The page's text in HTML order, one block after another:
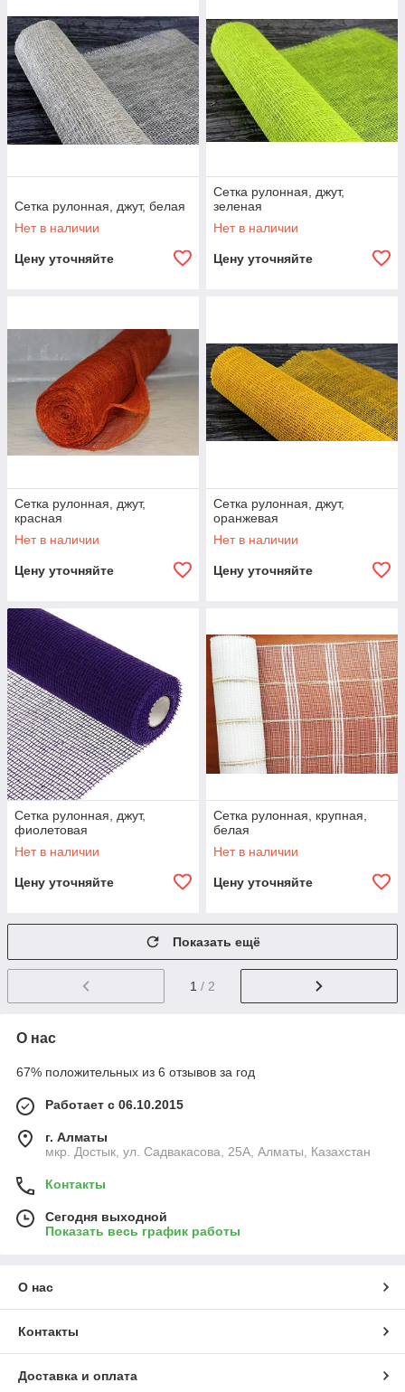
Сетка рулонная, джут, белая
Нет в наличии
Цену уточняйте
Сетка рулонная, джут,
зеленая
Нет в наличии
Цену уточняйте
Сетка рулонная, джут,
красная
Нет в наличии
Цену уточняйте
Сетка рулонная, джут,
оранжевая
Нет в наличии
Цену уточняйте
Сетка рулонная, джут,
фиолетовая
Нет в наличии
Цену уточняйте
Сетка рулонная, крупная,
белая
Нет в наличии
Цену уточняйте
Показать ещё
1 / 2
О нас
67% положительных из 6 отзывов за год
Работает с 06.10.2015
г. Алматы
мкр. Достык, ул. Садвакасова, 25А, Алматы, Казахстан
Контакты
Сегодня выходной
Показать весь график работы
О нас
Контакты
Доставка и оплата